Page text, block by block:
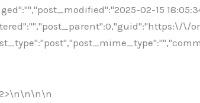
02-15
\/
\n\n\n